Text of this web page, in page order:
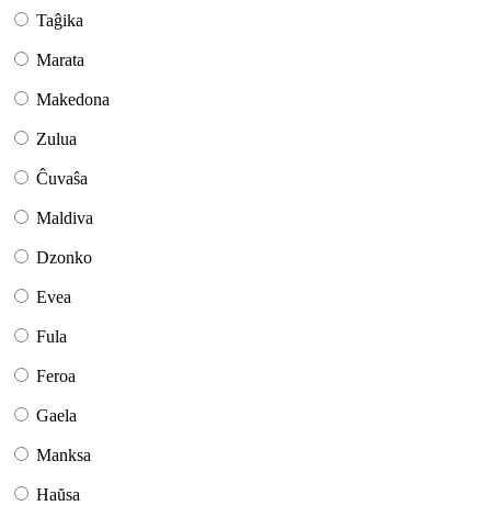
Taĝika
Marata
Makedona
Zulua
Ĉuvaŝa
Maldiva
Dzonko
Evea
Fula
Feroa
Gaela
Manksa
Haŭsa